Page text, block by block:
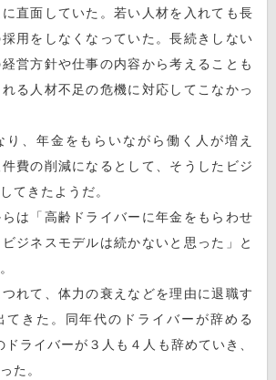
直面していた。若い人材を入れても長
用をしなくなっていた。長続きしない
営方針や仕事の内容から考えることも
る人材不足の危機に対応してこなかっ
、年金をもらいながら働く人が増え
費の削減になるとして、そうしたビジ
てきたようだ。
は「高齢ドライバーに年金をもらわせ
ジネスモデルは続かないと思った」と
れて、体力の衰えなどを理由に退職す
てきた。同年代のドライバーが辞める
ライバーが３人も４人も辞めていき、
た。